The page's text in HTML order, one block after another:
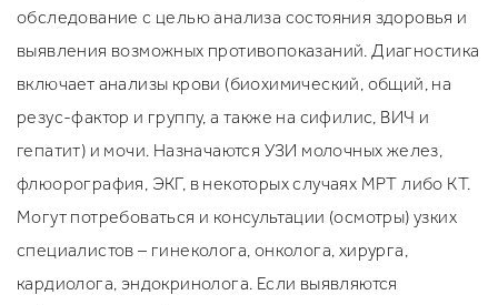
обследование с целью анализа состояния здоровья и
выявления возможных противопоказаний. Диагностика
включает анализы крови (биохимический, общий, на
резус-фактор и группу, а также на сифилис, ВИЧ и
гепатит) и мочи. Назначаются УЗИ молочных желез,
флюорография, ЭКГ, в некоторых случаях МРТ либо КТ.
Могут потребоваться и консультации (осмотры) узких
специалистов – гинеколога, онколога, хирурга,
кардиолога, эндокринолога. Если выявляются